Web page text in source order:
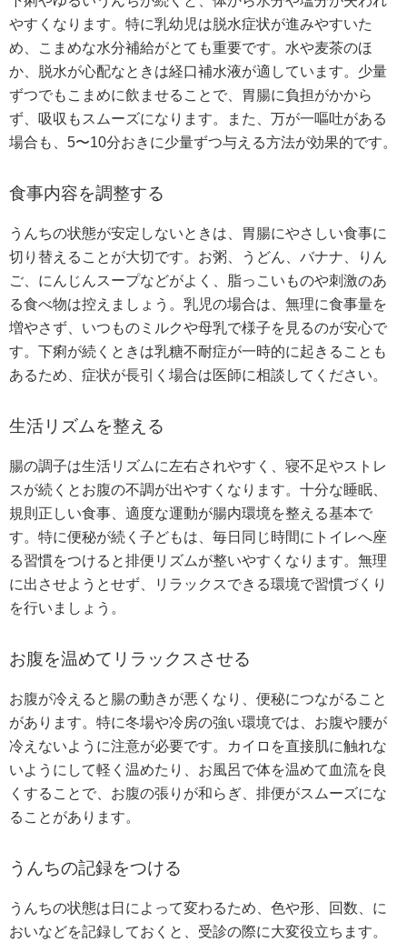
やすくなります。特に乳幼児は脱水症状が進みやすいた
め、こまめな水分補給がとても重要です。水や麦茶のほ
か、脱水が心配なときは経口補水液が適しています。少量
ずつでもこまめに飲ませることで、胃腸に負担がかから
ず、吸収もスムーズになります。また、万が一嘔吐がある
場合も、5〜10分おきに少量ずつ与える方法が効果的です。
食事内容を調整する
うんちの状態が安定しないときは、胃腸にやさしい食事に
切り替えることが大切です。お粥、うどん、バナナ、りん
ご、にんじんスープなどがよく、脂っこいものや刺激のあ
る食べ物は控えましょう。乳児の場合は、無理に食事量を
増やさず、いつものミルクや母乳で様子を見るのが安心で
す。下痢が続くときは乳糖不耐症が一時的に起きることも
あるため、症状が長引く場合は医師に相談してください。
生活リズムを整える
腸の調子は生活リズムに左右されやすく、寝不足やストレ
スが続くとお腹の不調が出やすくなります。十分な睡眠、
規則正しい食事、適度な運動が腸内環境を整える基本で
す。特に便秘が続く子どもは、毎日同じ時間にトイレへ座
る習慣をつけると排便リズムが整いやすくなります。無理
に出させようとせず、リラックスできる環境で習慣づくり
を行いましょう。
お腹を温めてリラックスさせる
お腹が冷えると腸の動きが悪くなり、便秘につながること
があります。特に冬場や冷房の強い環境では、お腹や腰が
冷えないように注意が必要です。カイロを直接肌に触れな
いようにして軽く温めたり、お風呂で体を温めて血流を良
くすることで、お腹の張りが和らぎ、排便がスムーズにな
ることがあります。
うんちの記録をつける
うんちの状態は日によって変わるため、色や形、回数、に
おいなどを記録しておくと、受診の際に大変役立ちます。